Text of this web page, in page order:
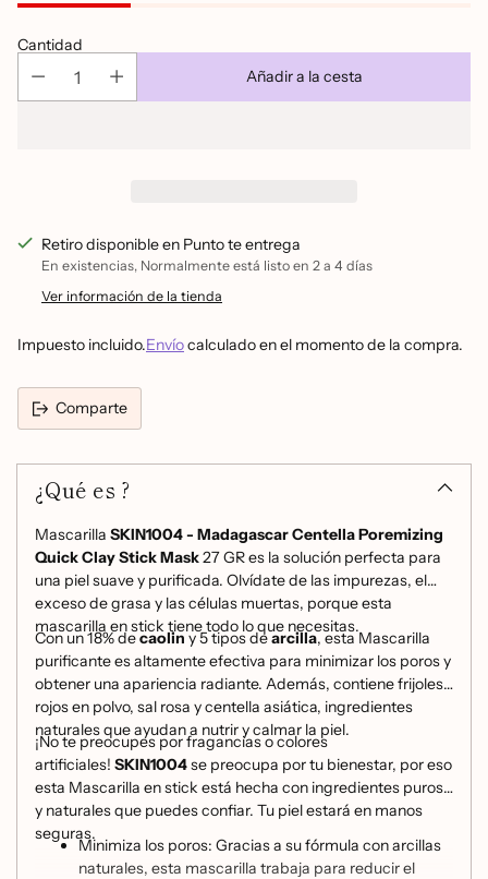
Cantidad
Añadir a la cesta
Retiro disponible en Punto te entrega
En existencias, Normalmente está listo en 2 a 4 días
Ver información de la tienda
Impuesto incluido.Envíocalculado en el momento de la compra.
Comparte
un
producto
cesta
¿Qué es ?
Mascarilla SKIN1004 - Madagascar Centella Poremizing
Quick Clay Stick Mask27 GR es la solución perfecta para
una piel suave y purificada. Olvídate de las impurezas, el
exceso de grasa y las células muertas, porque esta
mascarilla en stick tiene todo lo que necesitas.
Con un 18% decaolin y 5 tipos dearcilla, esta Mascarilla
purificante es altamente efectiva para minimizar los poros y
obtener una apariencia radiante. Además, contiene frijoles
rojos en polvo, sal rosa y centella asiática, ingredientes
naturales que ayudan a nutrir y calmar la piel.
¡No te preocupes por fragancias o colores
artificiales! SKIN1004se preocupa por tu bienestar, por eso
esta Mascarilla en stick está hecha con ingredientes puros
y naturales que puedes confiar. Tu piel estará en manos
seguras.
Minimiza los poros: Gracias a su fórmula con arcillas
naturales, esta mascarilla trabaja para reducir el